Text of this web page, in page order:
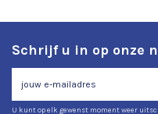
Schrijf u in op onze
U kunt op elk gewenst moment weer